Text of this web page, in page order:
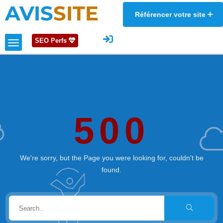
AVISSITE Référencer votre site
SEO Perfs
500
We're sorry, but the Page you were looking for, couldn't be
found.